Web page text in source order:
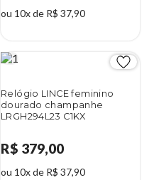
ou 10x de R$ 37,90
Relógio LINCE feminino
dourado champanhe
LRGH294L23 C1KX
R$ 379,00
ou 10x de R$ 37,90